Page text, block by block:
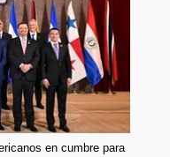
en cumbre para